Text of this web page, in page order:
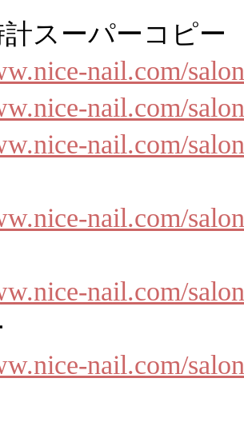
スーパーコピー
nail.com/
nail.com/
nail.com/
nail.com/
nail.com/
nail.com/